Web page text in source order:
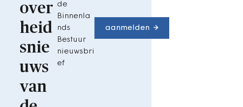
over
heid
snie
uws
van
de
Binnenla
nds
Bestuur
nieuwsbri
ef
aanmelden